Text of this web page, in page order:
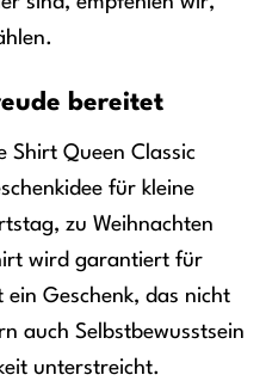
bereitet
Shirt Queen Classic
für kleine
zu Weihnachten
wird garantiert für
ein Geschenk, das nicht
auch Selbstbewusstsein
unterstreicht.